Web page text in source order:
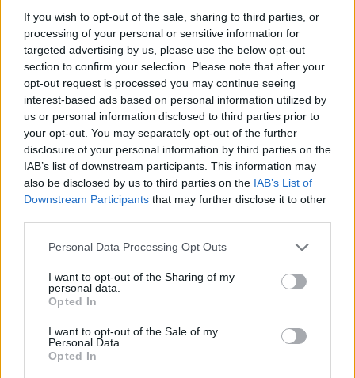
If you wish to opt-out of the sale, sharing to third parties, or
processing of your personal or sensitive information for
targeted advertising by us, please use the below opt-out
section to confirm your selection. Please note that after your
opt-out request is processed you may continue seeing
interest-based ads based on personal information utilized by
us or personal information disclosed to third parties prior to
your opt-out. You may separately opt-out of the further
disclosure of your personal information by third parties on the
IAB’s list of downstream participants. This information may
also be disclosed by us to third parties on the IAB’s List of
Downstream Participants that may further disclose it to other
Personal Data Processing Opt Outs
I want to opt-out of the Sharing of my
personal data.
Opted In
I want to opt-out of the Sale of my
Personal Data.
Opted In